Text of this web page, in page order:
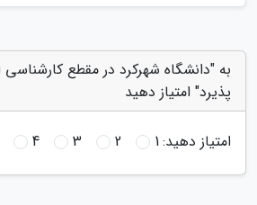
به "دانشگاه شهرکرد در مقطع
پذیرد" امتیاز دهید
امتیاز دهید:1
2
3
4